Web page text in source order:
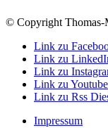
© Copyright Thomas-
Link zu
Link zu
Link zu
Link zu Youtube
Link zu Rss
Impressum